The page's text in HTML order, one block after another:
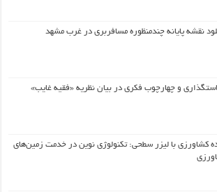
نقشه پایانه چندمنظوره مسافربری در غرب مشهد
و چهارچوب فکری در بیان نظریه «فقیه غایب»
کشاورزی با لیزر سطحی: تکنولوژی نوین در خدمت زمین‌های